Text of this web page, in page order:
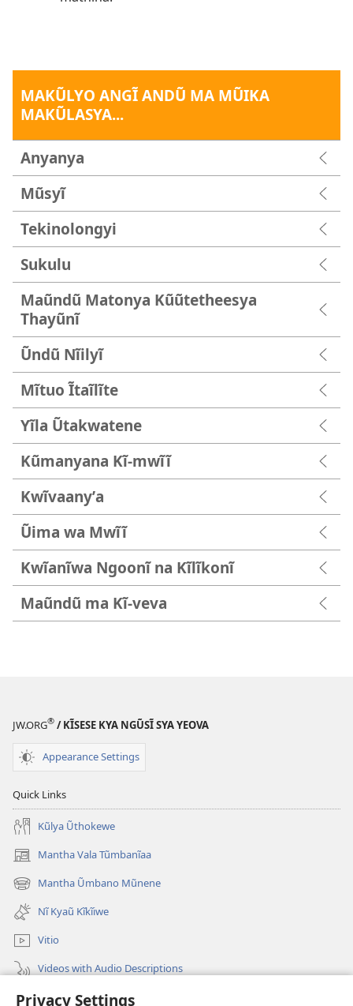
Privacy Settings
MAKŨLYO ANGĨ ANDŨ MA MŨIKA
MAKŨLASYA...
Anyanya
Mũsyĩ
Tekinolongyi
Sukulu
Maũndũ Matonya Kũũtetheesya
Thayũnĩ
Ũndũ Nĩilyĩ
Mĩtuo Ĩtaĩlĩte
Yĩla Ũtakwatene
Kũmanyana Kĩ-mwĩĩ
Kwĩvaanyʼa
Ũima wa Mwĩĩ
Kwĩanĩwa Ngoonĩ na Kĩlĩkonĩ
Maũndũ ma Kĩ-veva
JW.ORG® / KĨSESE KYA NGŨSĨ SYA YEOVA
Appearance Settings
Quick Links
Kũlya Ũthokewe
Mantha Vala Tũmbanĩaa
(opens
new
window)
Mantha Ũmbano Mũnene
(opens
new
window)
Nĩ Kyaũ Kĩkĩiwe
Vitio
Videos with Audio Descriptions
Mantha